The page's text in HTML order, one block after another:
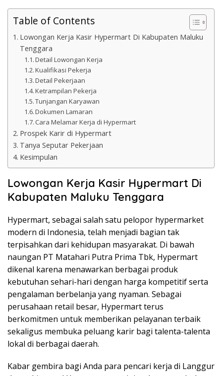
Table of Contents
Lowongan Kerja Kasir Hypermart Di Kabupaten Maluku
Tenggara
Detail Lowongan Kerja
Kualifikasi Pekerja
Detail Pekerjaan
Ketrampilan Pekerja
Tunjangan Karyawan
Dokumen Lamaran
Cara Melamar Kerja di Hypermart
Prospek Karir di Hypermart
Tanya Seputar Pekerjaan
Kesimpulan
Lowongan Kerja Kasir Hypermart Di
Kabupaten Maluku Tenggara
Hypermart, sebagai salah satu pelopor hypermarket
modern di Indonesia, telah menjadi bagian tak
terpisahkan dari kehidupan masyarakat. Di bawah
naungan PT Matahari Putra Prima Tbk, Hypermart
dikenal karena menawarkan berbagai produk
kebutuhan sehari-hari dengan harga kompetitif serta
pengalaman berbelanja yang nyaman. Sebagai
perusahaan retail besar, Hypermart terus
berkomitmen untuk memberikan pelayanan terbaik
sekaligus membuka peluang karir bagi talenta-talenta
lokal di berbagai daerah.
Kabar gembira bagi Anda para pencari kerja di Langgur